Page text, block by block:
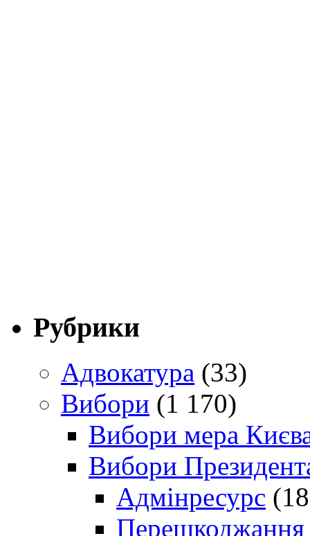
Рубрики
Адвокатура (33)
Вибори (1 170)
Вибори мера
Вибори
Адмінресурс
Перешкоджання